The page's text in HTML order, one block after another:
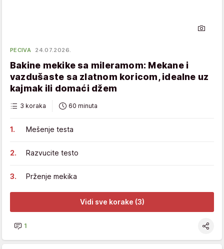
PECIVA 24.07.2026.
Bakine mekike sa mileramom: Mekane i
vazdušaste sa zlatnom koricom, idealne uz
kajmak ili domaći džem
3 koraka 60 minuta
Mešenje testa
Razvucite testo
Prženje mekika
Vidi sve korake (3)
1